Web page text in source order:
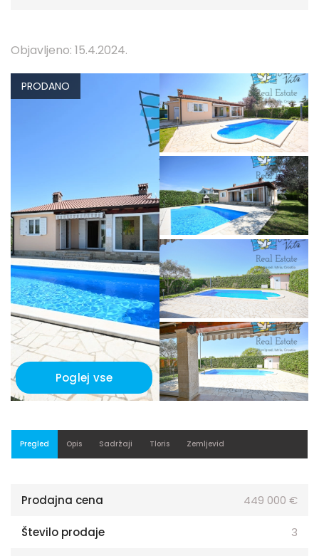
Objavljeno: 15.4.2024.
PRODANO
Poglej vse
Pregled Opis Sadržaji Tloris Zemljevid
Prodajna cena 449 000 €
Število prodaje 3